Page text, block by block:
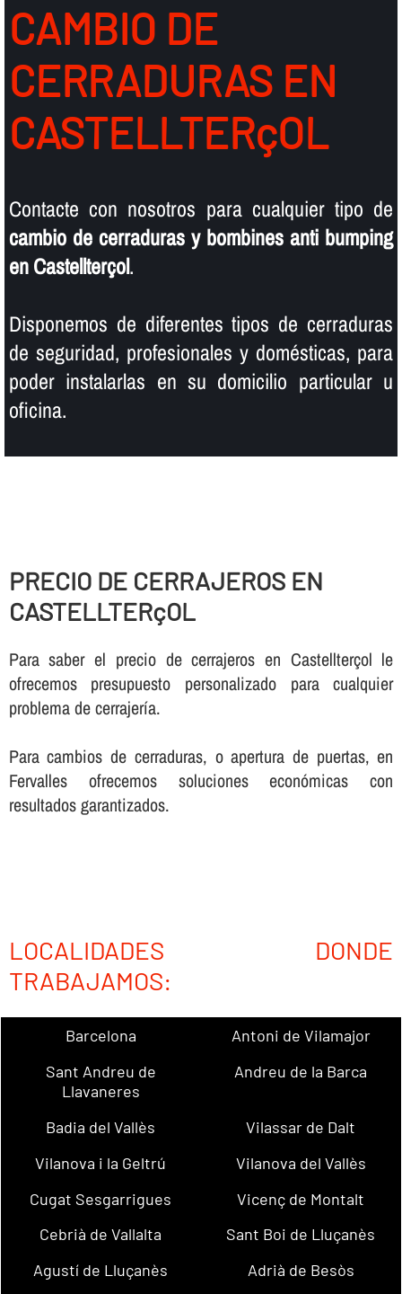
CAMBIO DE
CERRADURAS EN
CASTELLTERçOL
Contacte con nosotros para cualquier tipo de
cambio de cerraduras y bombines anti bumping
en Castellterçol.
Disponemos de diferentes tipos de cerraduras
de seguridad, profesionales y domésticas, para
poder instalarlas en su domicilio particular u
oficina.
PRECIO DE CERRAJEROS EN
CASTELLTERçOL
Para saber el precio de cerrajeros en Castellterçol le
ofrecemos presupuesto personalizado para cualquier
problema de cerrajerí­a.
Para cambios de cerraduras, o apertura de puertas, en
Fervalles ofrecemos soluciones económicas con
resultados garantizados.
LOCALIDADES DONDE
TRABAJAMOS:
Barcelona
Antoni de Vilamajor
Sant Andreu de
Llavaneres
Andreu de la Barca
Badia del Vallès
Vilassar de Dalt
Vilanova i la Geltrú
Vilanova del Vallès
Cugat Sesgarrigues
Vicenç de Montalt
Cebrià de Vallalta
Sant Boi de Lluçanès
Agustí de Lluçanès
Adrià de Besòs